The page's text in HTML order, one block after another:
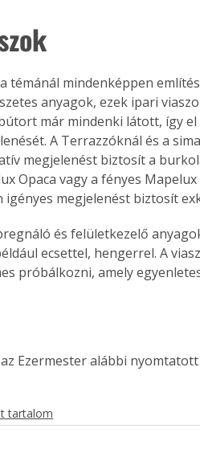
kertben, Gyógyító
témánál mindenképpen
anyagok, ezek ipari
már mindenki látott, így
A Terrazzóknál és a
megjelenést biztosít a
Opaca vagy a fényes
igényes megjelenést biztosít
és felületkezelő
ecsettel, hengerrel. A
próbálkozni, amely
Ezermester alábbi
tartalom